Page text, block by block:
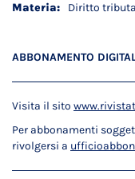
Diritto
ABBONAMENTO
Visita il sito
Per abbonamenti
rivolgersi a